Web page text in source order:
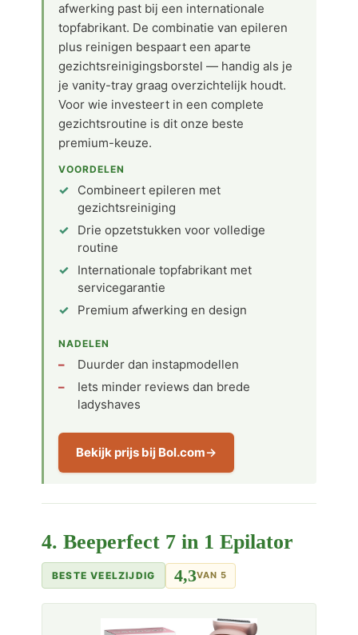
afwerking past bij een internationale
topfabrikant. De combinatie van epileren
plus reinigen bespaart een aparte
gezichtsreinigingsborstel — handig als je
je vanity-tray graag overzichtelijk houdt.
Voor wie investeert in een complete
gezichtsroutine is dit onze beste
premium-keuze.
VOORDELEN
Combineert epileren met
gezichtsreiniging
Drie opzetstukken voor volledige
routine
Internationale topfabrikant met
servicegarantie
Premium afwerking en design
NADELEN
Duurder dan instapmodellen
Iets minder reviews dan brede
ladyshaves
Bekijk prijs bij Bol.com
4. Beeperfect 7 in 1 Epilator
BESTE VEELZIJDIG 4,3VAN 5